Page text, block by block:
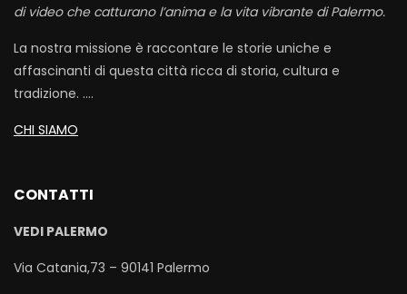
di video che catturano l’anima e la vita vibrante di Palermo.
La nostra missione è raccontare le storie uniche e
affascinanti di questa città ricca di storia, cultura e
tradizione. ….
CHI SIAMO
CONTATTI
VEDI PALERMO
Via Catania,73 – 90141 Palermo